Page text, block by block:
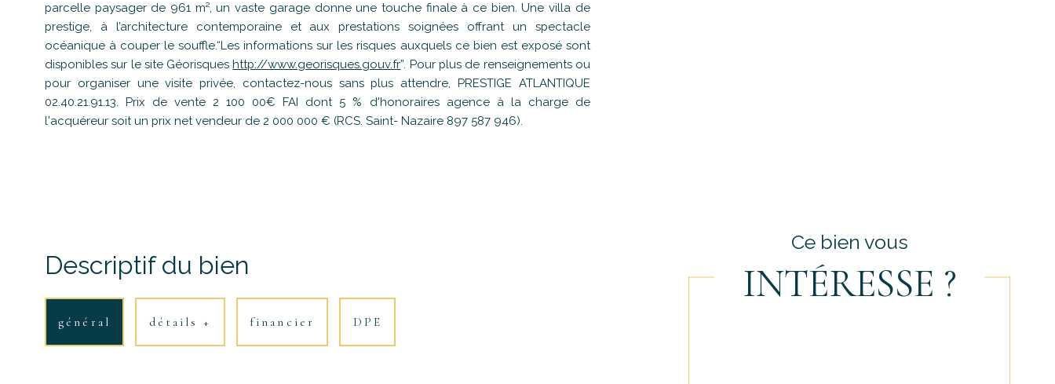
parcelle paysager de 961 m², un vaste garage donne une touche finale à ce bien. Une villa de
prestige, à l’architecture contemporaine et aux prestations soignées offrant un spectacle
océanique à couper le souffle.“Les informations sur les risques auxquels ce bien est exposé sont
disponibles sur le site Géorisqueshttp://www.georisques.gouv.fr”. Pour plus de renseignements ou
pour organiser une visite privée, contactez-nous sans plus attendre, PRESTIGE ATLANTIQUE
02.40.21.91.13. Prix de vente 2 100 00€ FAI dont 5 % d'honoraires agence à la charge de
l'acquéreur soit un prix net vendeur de 2 000 000 € (RCS. Saint- Nazaire 897 587 946).
Descriptif du bien
général détails + financier DPE
Ce bien vous
INTÉRESSE ?